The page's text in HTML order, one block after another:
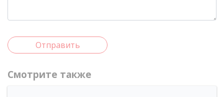
Отправить
Смотрите также